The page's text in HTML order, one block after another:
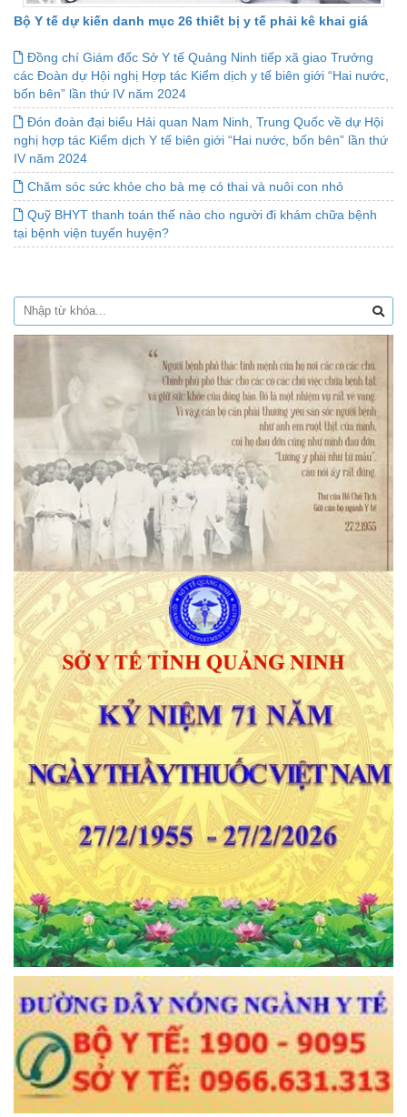
Bộ Y tế dự kiến danh mục 26 thiết bị y tế phải kê khai giá
Đồng chí Giám đốc Sở Y tế Quảng Ninh tiếp xã giao Trưởng
các Đoàn dự Hội nghị Hợp tác Kiểm dịch y tế biên giới “Hai nước,
bốn bên” lần thứ IV năm 2024
Đón đoàn đại biểu Hải quan Nam Ninh, Trung Quốc về dự Hội
nghị hợp tác Kiểm dịch Y tế biên giới “Hai nước, bốn bên” lần thứ
IV năm 2024
Chăm sóc sức khỏe cho bà mẹ có thai và nuôi con nhỏ
Quỹ BHYT thanh toán thế nào cho người đi khám chữa bệnh
tại bệnh viện tuyến huyện?